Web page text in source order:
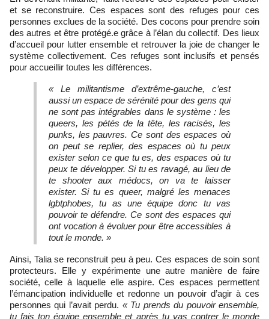
et se reconstruire. Ces espaces sont des refuges pour ces
personnes exclues de la société. Des cocons pour prendre soin
des autres et être protégé.e grâce à l’élan du collectif. Des lieux
d’accueil pour lutter ensemble et retrouver la joie de changer le
système collectivement. Ces refuges sont inclusifs et pensés
pour accueillir toutes les différences.
« Le militantisme d’extrême-gauche, c’est
aussi un espace de sérénité pour des gens qui
ne sont pas intégrables dans le système : les
queers, les pétés de la tête, les racisés, les
punks, les pauvres. Ce sont des espaces où
on peut se replier, des espaces où tu peux
exister selon ce que tu es, des espaces où tu
peux te développer. Si tu es ravagé, au lieu de
te shooter aux médocs, on va te laisser
exister. Si tu es queer, malgré les menaces
lgbtphobes, tu as une équipe donc tu vas
pouvoir te défendre. Ce sont des espaces qui
ont vocation à évoluer pour être accessibles à
tout le monde. »
Ainsi, Talia se reconstruit peu à peu. Ces espaces de soin sont
protecteurs. Elle y expérimente une autre manière de faire
société, celle à laquelle elle aspire. Ces espaces permettent
l’émancipation individuelle et redonne un pouvoir d’agir à ces
personnes qui l’avait perdu. « Tu prends du pouvoir ensemble,
tu fais ton équipe ensemble et après tu vas contrer le monde